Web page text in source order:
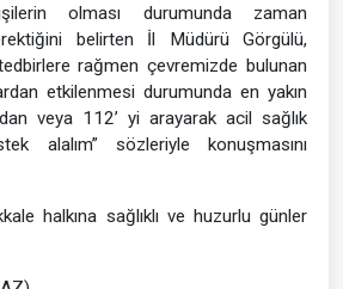
olması durumunda zaman
belirten İl Müdürü Görgülü,
rağmen çevremizde bulunan
etkilenmesi durumunda en yakın
veya 112’ yi arayarak acil sağlık
alalım” sözleriyle konuşmasını
halkına sağlıklı ve huzurlu günler